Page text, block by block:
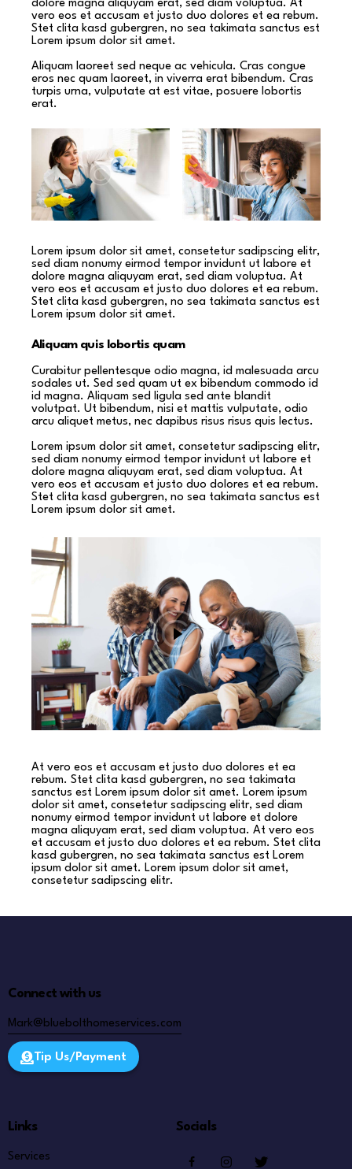
dolore magna aliquyam erat, sed diam voluptua. At
vero eos et accusam et justo duo dolores et ea rebum.
Stet clita kasd gubergren, no sea takimata sanctus est
Lorem ipsum dolor sit amet.
Aliquam laoreet sed neque ac vehicula. Cras congue
eros nec quam laoreet, in viverra erat bibendum. Cras
turpis urna, vulputate at est vitae, posuere lobortis
erat.
Lorem ipsum dolor sit amet, consetetur sadipscing elitr,
sed diam nonumy eirmod tempor invidunt ut labore et
dolore magna aliquyam erat, sed diam voluptua. At
vero eos et accusam et justo duo dolores et ea rebum.
Stet clita kasd gubergren, no sea takimata sanctus est
Lorem ipsum dolor sit amet.
Aliquam quis lobortis quam
Curabitur pellentesque odio magna, id malesuada arcu
sodales ut. Sed sed quam ut ex bibendum commodo id
id magna. Aliquam sed ligula sed ante blandit
volutpat. Ut bibendum, nisi et mattis vulputate, odio
arcu aliquet metus, nec dapibus risus risus quis lectus.
Lorem ipsum dolor sit amet, consetetur sadipscing elitr,
sed diam nonumy eirmod tempor invidunt ut labore et
dolore magna aliquyam erat, sed diam voluptua. At
vero eos et accusam et justo duo dolores et ea rebum.
Stet clita kasd gubergren, no sea takimata sanctus est
Lorem ipsum dolor sit amet.
At vero eos et accusam et justo duo dolores et ea
rebum. Stet clita kasd gubergren, no sea takimata
sanctus est Lorem ipsum dolor sit amet. Lorem ipsum
dolor sit amet, consetetur sadipscing elitr, sed diam
nonumy eirmod tempor invidunt ut labore et dolore
magna aliquyam erat, sed diam voluptua. At vero eos
et accusam et justo duo dolores et ea rebum. Stet clita
kasd gubergren, no sea takimata sanctus est Lorem
ipsum dolor sit amet. Lorem ipsum dolor sit amet,
consetetur sadipscing elitr.
Connect with us
Mark@bluebolthomeservices.com
Tip Us/Payment
Links
Services
Socials